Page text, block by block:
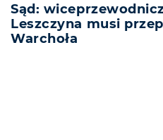
Sąd:
Leszczyna musi
Warchoła